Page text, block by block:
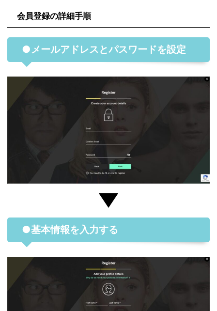
会員登録の詳細手順
●メールアドレスとパスワードを設定
●基本情報を入力する